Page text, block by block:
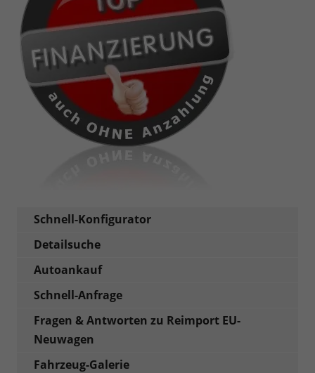
Schnell-Konfigurator
Detailsuche
Autoankauf
Schnell-Anfrage
Fragen & Antworten zu Reimport EU-
Neuwagen
Fahrzeug-Galerie